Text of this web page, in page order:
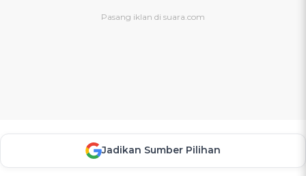
Jadikan Sumber Pilihan